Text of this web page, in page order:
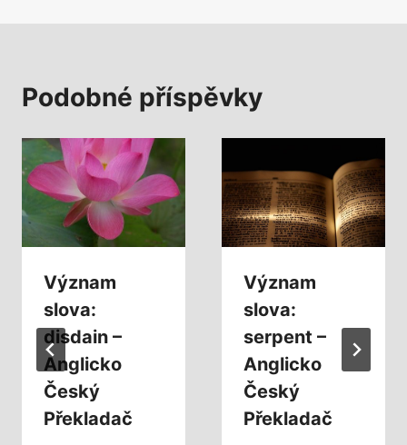
Podobné příspěvky
Význam
slova:
disdain –
Anglicko
Český
Překladač
Význam
slova:
serpent –
Anglicko
Český
Překladač